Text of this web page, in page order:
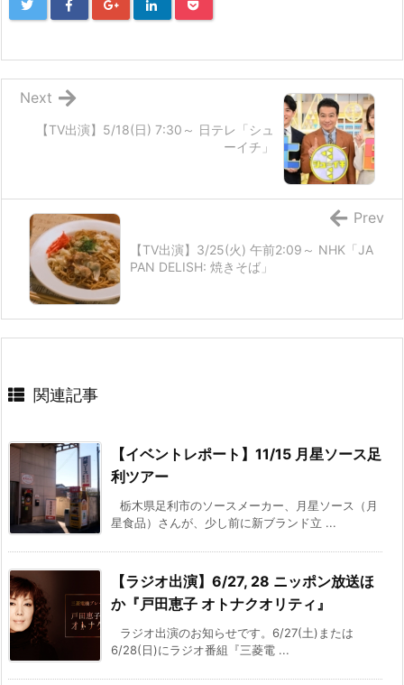
【TV出演】5/18(日) 7:30～ 日テレ「シュ
ーイチ」
Next
【TV出演】3/25(火) 午前2:09～ NHK「JA
PAN DELISH: 焼きそば」
Prev
関連記事
【イベントレポート】11/15 月星ソース足
利ツアー
栃木県足利市のソースメーカー、月星ソース（月
星食品）さんが、少し前に新ブランド立 ...
【ラジオ出演】6/27, 28 ニッポン放送ほ
か『戸田恵子 オトナクオリティ』
ラジオ出演のお知らせです。6/27(土)または
6/28(日)にラジオ番組『三菱電 ...